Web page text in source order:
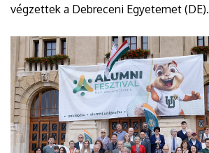
végzettek a Debreceni Egyetemet (DE).